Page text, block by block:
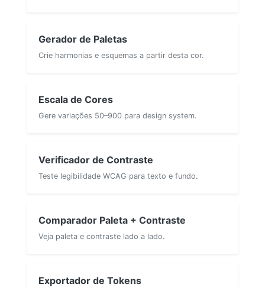
Gerador de Paletas
Crie harmonias e esquemas a partir desta cor.
Escala de Cores
Gere variações 50–900 para design system.
Verificador de Contraste
Teste legibilidade WCAG para texto e fundo.
Comparador Paleta + Contraste
Veja paleta e contraste lado a lado.
Exportador de Tokens